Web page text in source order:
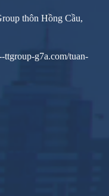
thôn Hồng Cầu,
ttgroup-g7a.com/tuan-